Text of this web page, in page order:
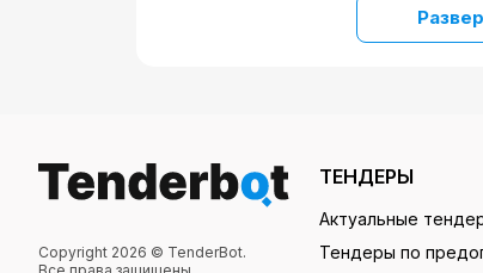
Copyright 2026 © TenderBot.
ТЕНДЕРЫ
Актуальные
Тендеры по